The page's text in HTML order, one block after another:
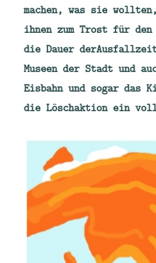
machen, was sie
ihnen zum Trost für
die Dauer
Museen der Stadt und
Eisbahn und sogar das
die Löschaktion ein